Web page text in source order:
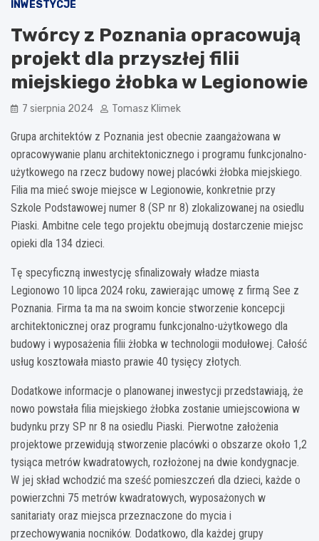
INWESTYCJE
Twórcy z Poznania opracowują
projekt dla przyszłej filii
miejskiego żłobka w Legionowie
7 sierpnia 2024 Tomasz Klimek
Grupa architektów z Poznania jest obecnie zaangażowana w
opracowywanie planu architektonicznego i programu funkcjonalno-
użytkowego na rzecz budowy nowej placówki żłobka miejskiego.
Filia ma mieć swoje miejsce w Legionowie, konkretnie przy
Szkole Podstawowej numer 8 (SP nr 8) zlokalizowanej na osiedlu
Piaski. Ambitne cele tego projektu obejmują dostarczenie miejsc
opieki dla 134 dzieci.
Tę specyficzną inwestycję sfinalizowały władze miasta
Legionowo 10 lipca 2024 roku, zawierając umowę z firmą See z
Poznania. Firma ta ma na swoim koncie stworzenie koncepcji
architektonicznej oraz programu funkcjonalno-użytkowego dla
budowy i wyposażenia filii żłobka w technologii modułowej. Całość
usług kosztowała miasto prawie 40 tysięcy złotych.
Dodatkowe informacje o planowanej inwestycji przedstawiają, że
nowo powstała filia miejskiego żłobka zostanie umiejscowiona w
budynku przy SP nr 8 na osiedlu Piaski. Pierwotne założenia
projektowe przewidują stworzenie placówki o obszarze około 1,2
tysiąca metrów kwadratowych, rozłożonej na dwie kondygnacje.
W jej skład wchodzić ma sześć pomieszczeń dla dzieci, każde o
powierzchni 75 metrów kwadratowych, wyposażonych w
sanitariaty oraz miejsca przeznaczone do mycia i
przechowywania nocników. Dodatkowo, dla każdej grupy